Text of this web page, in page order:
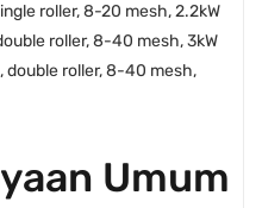
roller, 8-20 mesh, 2.2kW
roller, 8-40 mesh, 3kW
roller, 8-40 mesh,
Umum